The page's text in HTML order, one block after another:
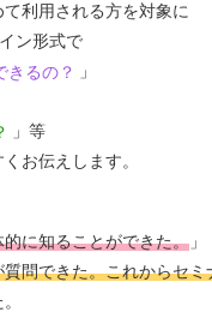
利用される方を対象に
ン形式で
きるの？
」
」等
お伝えします。
に知ることができた。 」
問できた。これからセ